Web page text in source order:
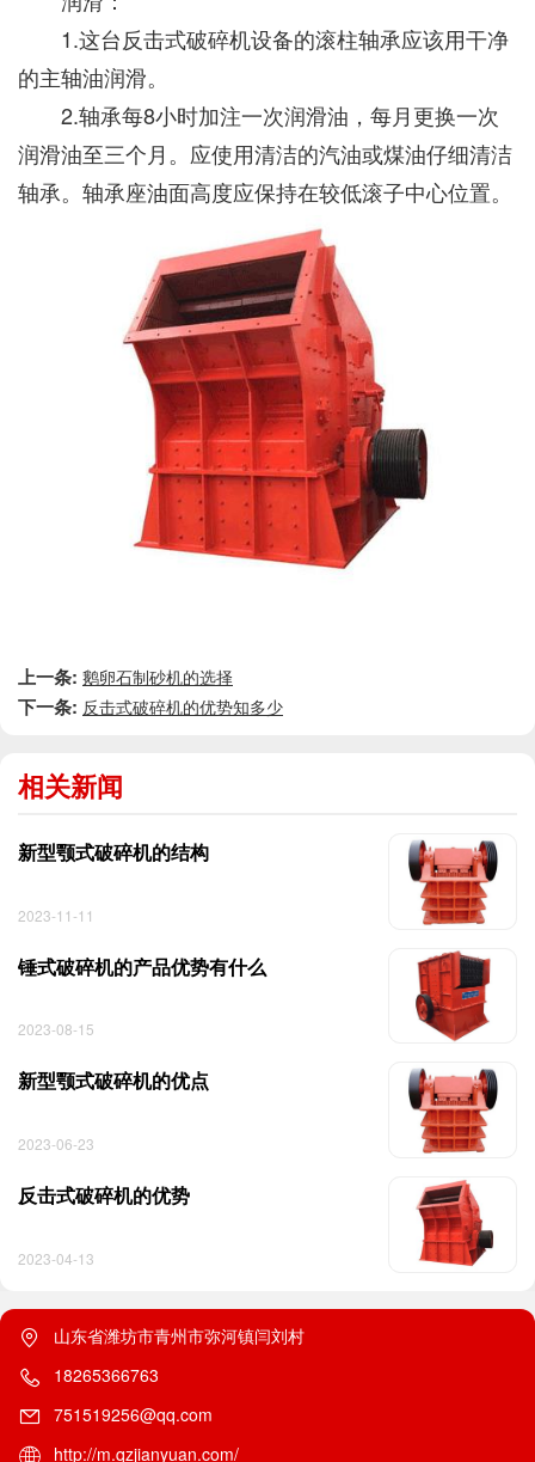
1.这台反击式破碎机设备的滚柱轴承应该用干净
的主轴油润滑。
2.轴承每8小时加注一次润滑油，每月更换一次
润滑油至三个月。应使用清洁的汽油或煤油仔细清洁
轴承。轴承座油面高度应保持在较低滚子中心位置。
上一条: 鹅卵石制砂机的选择
下一条: 反击式破碎机的优势知多少
相关新闻
新型颚式破碎机的结构
2023-11-11
锤式破碎机的产品优势有什么
2023-08-15
新型颚式破碎机的优点
2023-06-23
反击式破碎机的优势
2023-04-13
山东省潍坊市青州市弥河镇闫刘村
18265366763
751519256@qq.com
http://m.qzjianyuan.com/